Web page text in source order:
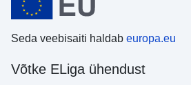
Seda veebisaiti haldab europa.eu
Võtke ELiga ühendust